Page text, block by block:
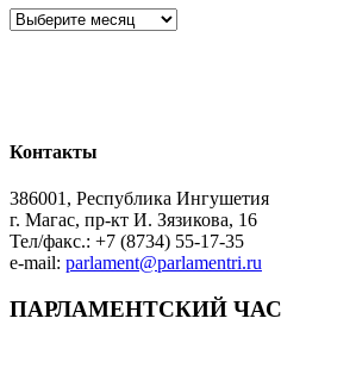
Архив
Контакты
386001, Республика Ингушетия
г. Магас, пр-кт И. Зязикова, 16
Тел/факс.: +7 (8734) 55-17-35
e-mail: parlament@parlamentri.ru
ПАРЛАМЕНТСКИЙ ЧАС